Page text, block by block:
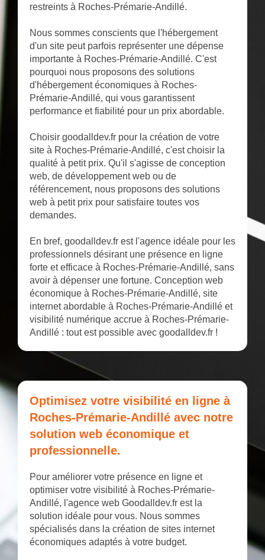
restreints à Roches-Prémarie-Andillé.
Nous sommes conscients que l'hébergement
d'un site peut parfois représenter une dépense
importante à Roches-Prémarie-Andillé. C'est
pourquoi nous proposons des solutions
d'hébergement économiques à Roches-
Prémarie-Andillé, qui vous garantissent
performance et fiabilité pour un prix abordable.
Choisir goodalldev.fr pour la création de votre
site à Roches-Prémarie-Andillé, c'est choisir la
qualité à petit prix. Qu'il s'agisse de conception
web, de développement web ou de
référencement, nous proposons des solutions
web à petit prix pour satisfaire toutes vos
demandes.
En bref, goodalldev.fr est l'agence idéale pour les
professionnels désirant une présence en ligne
forte et efficace à Roches-Prémarie-Andillé, sans
avoir à dépenser une fortune. Conception web
économique à Roches-Prémarie-Andillé, site
internet abordable à Roches-Prémarie-Andillé et
visibilité numérique accrue à Roches-Prémarie-
Andillé : tout est possible avec goodalldev.fr !
Optimisez votre visibilité en ligne à
Roches-Prémarie-Andillé avec notre
solution web économique et
professionnelle.
Pour améliorer votre présence en ligne et
optimiser votre visibilité à Roches-Prémarie-
Andillé, l'agence web Goodalldev.fr est la
solution idéale pour vous. Nous sommes
spécialisés dans la création de sites internet
économiques adaptés à votre budget.